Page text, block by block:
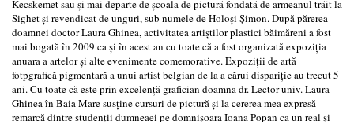
Kecskemet sau şi mai departe de şcoala de pictură fondată de armeanul trăit la
Sighet şi revendicat de unguri, sub numele de Holoşi Şimon. După părerea
doamnei doctor Laura Ghinea, activitatea artiştilor plastici băimăreni a fost
mai bogată în 2009 ca şi în acest an cu toate că a fost organizată expoziţia
anuara a artelor şi alte evenimente comemorative. Expoziţii de artă
fotpgrafică pigmentară a unui artist belgian de la a cărui dispariţie au trecut 5
ani. Cu toate că este prin excelenţă grafician doamna dr. Lector univ. Laura
Ghinea în Baia Mare susţine cursuri de pictură şi la cererea mea expresă
remarcă dintre studenţii dumneaei pe domnişoara Ioana Popan ca un real şi